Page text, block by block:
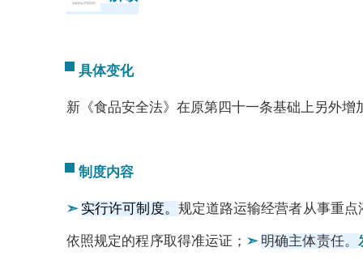
具体变化
新《食品安全法》在原第四十一条基础上另外
制度内容
➣ 实行许可制度。 规定道路运输经营者从事重
依照规定的程序取得准运证； ➣ 明确主体责任。